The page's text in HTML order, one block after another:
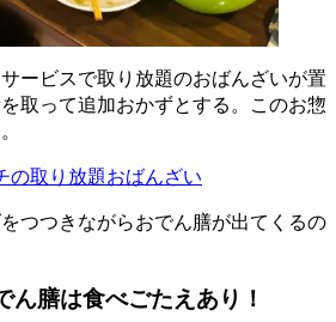
ービスで取り放題のおばんざいが置
取って追加おかずとする。このお惣
つつきながらおでん膳が出てくるの
ん膳は食べごたえあり！